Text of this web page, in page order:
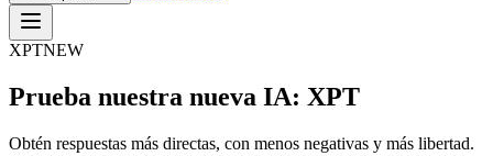
XPTNEW
Prueba nuestra nueva IA: XPT
Obtén respuestas más directas, con menos negativas y más libertad.